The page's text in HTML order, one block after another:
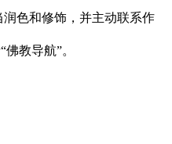
色和修饰，并主动联系作
教导航”。